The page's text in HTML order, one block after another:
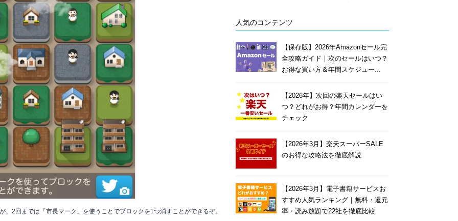
2回までは「市長マーク」を使うことでブロックを1つ消すことができるぞ。
人気のコンテンツ
【保存版】2026年Amazonセール完
全攻略ガイド｜次のセールはいつ？
お得な買い方＆年間スケジュー...
【2026年】次回の楽天セールはい
つ？どれがお得？年間カレンダーを
チェック
【2026年3月】楽天スーパーSALE
のお得な攻略法を徹底解説
【2026年3月】電子書籍サービスお
すすめ人気ランキング｜無料・還元
率・読み放題で22社を徹底比較